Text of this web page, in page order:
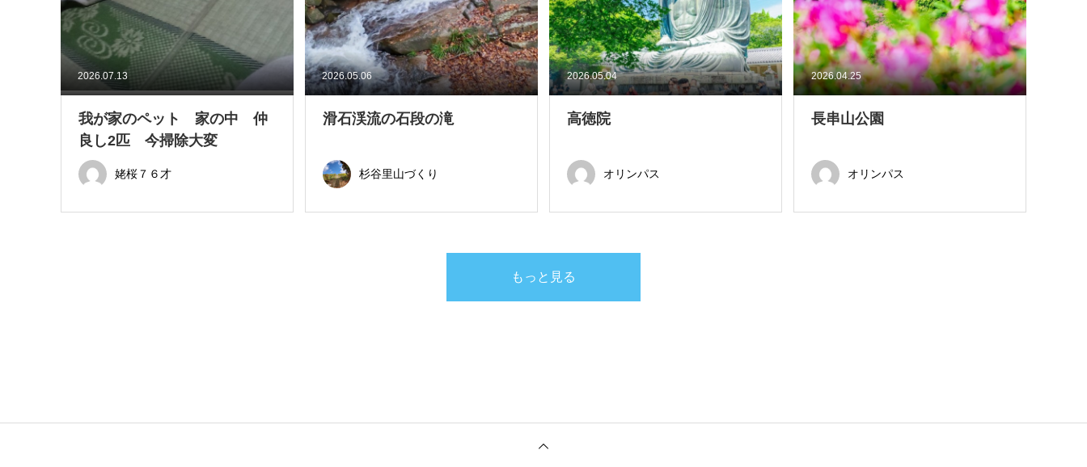
2026.07.13
我が家のペット 家の中 仲
良し2匹 今掃除大変
姥桜７６才
2026.05.06
滑石渓流の石段の滝
杉谷里山づくり
2026.05.04
高徳院
オリンパス
2026.04.25
長串山公園
オリンパス
もっと見る